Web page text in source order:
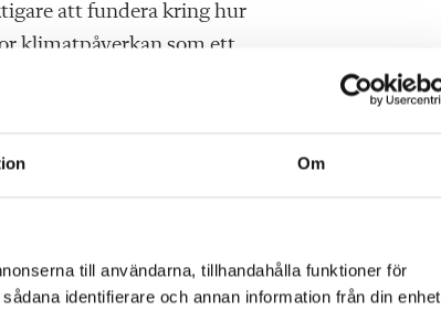
Om
till användarna, tillhandahålla funktioner för
identifierare och annan information från din enhet
att fundera kring hur
klimatpåverkan som ett
oftare än andra. Kassler